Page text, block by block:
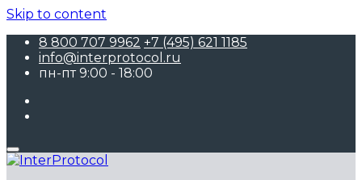
Skip to content
8 800 707 9962 +7 (495) 621 1185
info@interprotocol.ru
пн-пт 9:00 - 18:00